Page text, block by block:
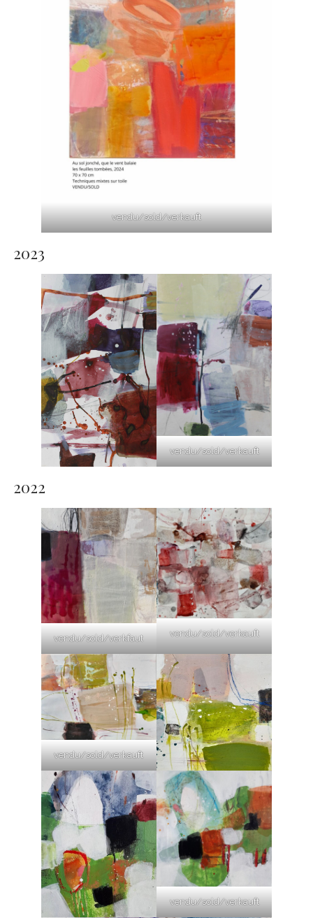
vendu/sold/verkauft
2023
vendu/sold/verkauft
2022
vendu/sold/verkfaut
vendu/sold/verkauft
vendu/sold/verkauft
vendu/sold/verkauft